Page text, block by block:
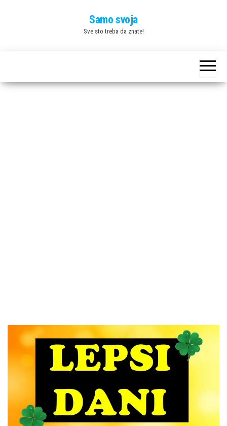
Samo svoja
Sve sto treba da znate!